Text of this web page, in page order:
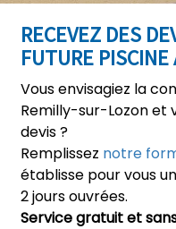
RECEVEZ DES
FUTURE
Vous envisagiez la
Remilly-sur-Lozon et
devis ?
Remplissez notre
établisse pour vous
2 jours ouvrées.
Service gratuit et